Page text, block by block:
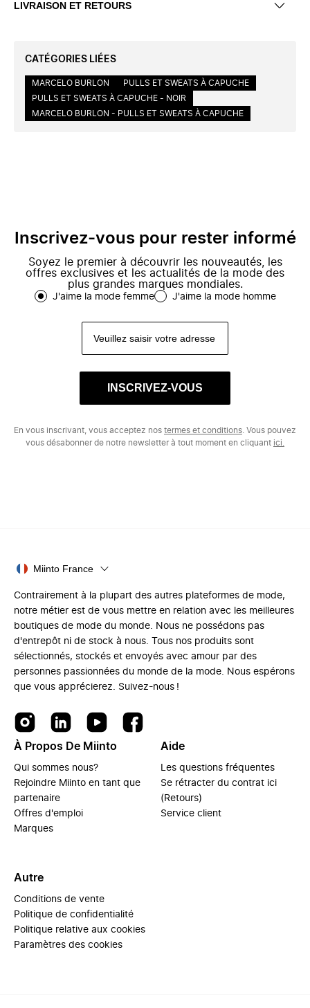
LIVRAISON ET RETOURS
CATÉGORIES LIÉES
MARCELO BURLON
PULLS ET SWEATS À CAPUCHE
PULLS ET SWEATS À CAPUCHE - NOIR
MARCELO BURLON - PULLS ET SWEATS À CAPUCHE
Inscrivez-vous pour rester informé
Soyez le premier à découvrir les nouveautés, les
offres exclusives et les actualités de la mode des
plus grandes marques mondiales.
J'aime la mode femme J'aime la mode homme
INSCRIVEZ-VOUS
En vous inscrivant, vous acceptez nos termes et conditions . Vous pouvez
vous désabonner de notre newsletter à tout moment en cliquant ici.
Miinto France
Contrairement à la plupart des autres plateformes de mode,
notre métier est de vous mettre en relation avec les meilleures
boutiques de mode du monde. Nous ne possédons pas
d'entrepôt ni de stock à nous. Tous nos produits sont
sélectionnés, stockés et envoyés avec amour par des
personnes passionnées du monde de la mode. Nous espérons
que vous apprécierez. Suivez-nous !
À Propos De Miinto
Qui sommes nous?
Rejoindre Miinto en tant que
partenaire
Offres d'emploi
Marques
Aide
Les questions fréquentes
Se rétracter du contrat ici
(Retours)
Service client
Autre
Conditions de vente
Politique de confidentialité
Politique relative aux cookies
Paramètres des cookies